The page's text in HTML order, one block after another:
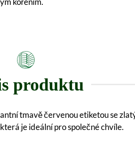
produktu
tmavě červenou etiketou se
je ideální pro společné chvíle.